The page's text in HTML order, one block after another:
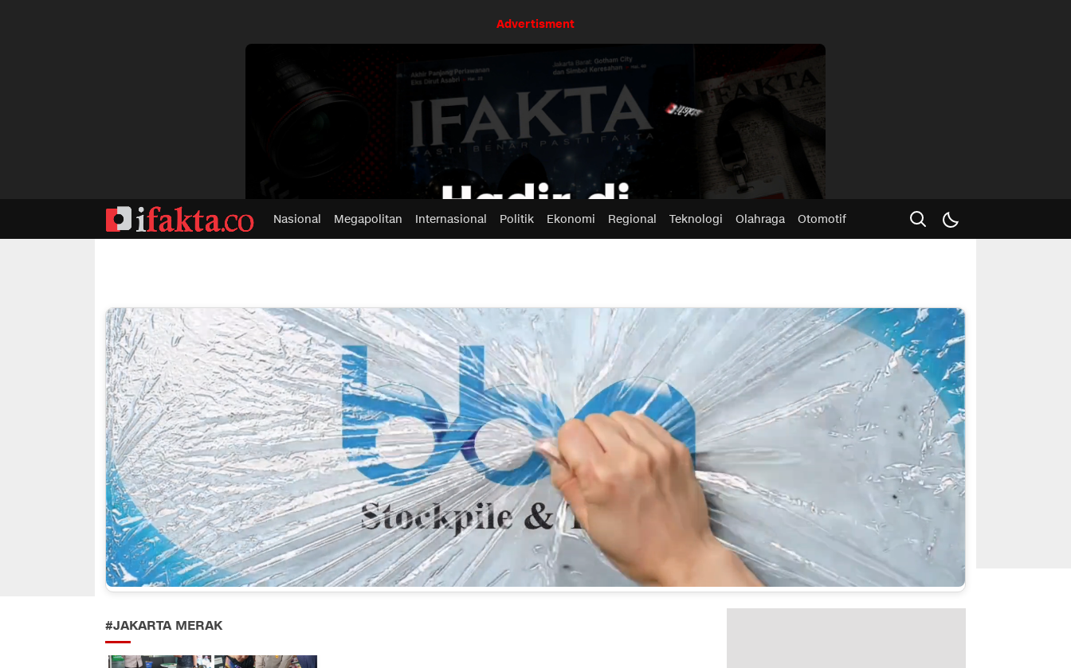
Advertisment
Nasional Megapolitan Internasional Politik Ekonomi Regional Teknologi Olahraga Otomotif
#JAKARTA MERAK